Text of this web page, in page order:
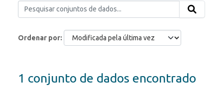
Ordenar por
1 conjunto de dados encontrado